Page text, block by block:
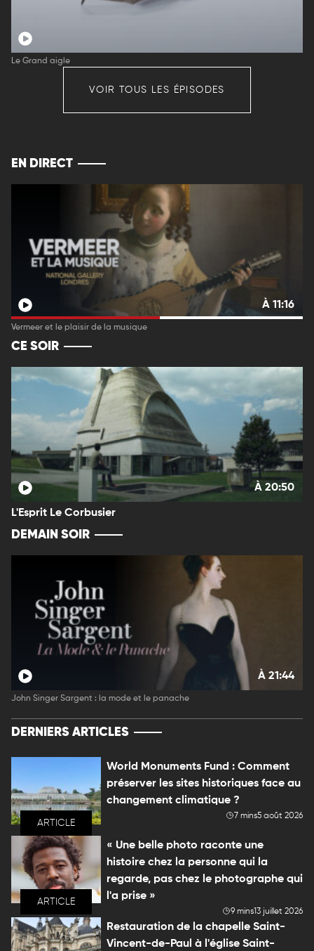
Le Grand aigle
VOIR TOUS LES ÉPISODES
EN DIRECT
À 11:16
Vermeer et le plaisir de la musique
CE SOIR
À 20:50
L'Esprit Le Corbusier
DEMAIN SOIR
À 21:44
John Singer Sargent : la mode et le panache
DERNIERS ARTICLES
ARTICLE
World Monuments Fund : Comment
préserver les sites historiques face au
changement climatique ?
7 mins5 août 2026
ARTICLE
« Une belle photo raconte une
histoire chez la personne qui la
regarde, pas chez le photographe qui
l'a prise »
9 mins13 juillet 2026
Restauration de la chapelle Saint-
Vincent-de-Paul à l'église Saint-